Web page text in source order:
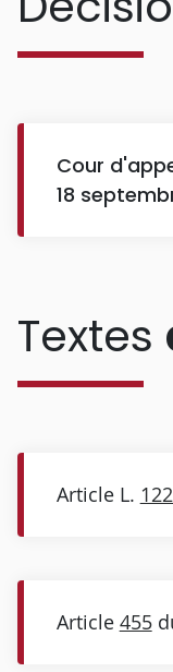
Cour
18
Textes
Article L.
Article 455